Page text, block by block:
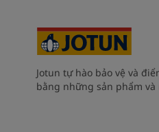
Jotun tự hào bảo vệ và
bằng những sản phẩm và